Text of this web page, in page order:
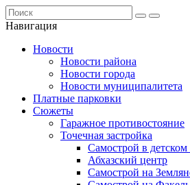
Навигация
Новости
Новости района
Новости города
Новости муниципалитета
Платные парковки
Сюжеты
Гаражное противостояние
Точечная застройка
Самострой в детском
Абхазский центр
Самострой на